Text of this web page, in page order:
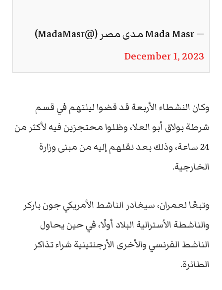
— Mada Masr مدى مصر (@MadaMasr)
December 1, 2023
وكان النشطاء الأربعة قد قضوا ليلتهم في قسم
شرطة بولاق أبو العلا، وظلوا محتجزين فيه لأكثر من
24 ساعة، وذلك بعد نقلهم إليه من مبنى وزارة
الخارجية.
وتبعًا لعمران، سيغادر الناشط الأمريكي جون باركر
والناشطة الأسترالية البلاد أولًا، في حين يحاول
الناشط الفرنسي والأخرى الأرجنتينية شراء تذاكر
الطائرة.